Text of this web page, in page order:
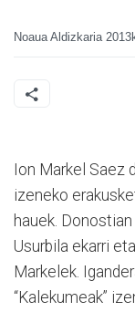
Noaua Aldizkaria
Ion Markel Saez
izeneko
hauek.
Usurbila ekarri
Markelek.
“Kalekumeak”